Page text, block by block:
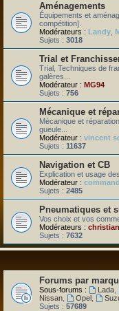
Aménagements
Équipements et
compétition].
Modérateurs : Landy
Sujets : 3018
Trial et
Trial, Techniques de
galères...
Modérateur : MG94
Sujets : 756
Mécanique et
Mécanique et
gueule...
Modérateur : vincent
Sujets : 11637
Navigation et CB
Explication et usage
Modérateur :
Sujets : 2485
Pneumatiques et
Vos choix et vos
Modérateurs :
Sujets : 7632
Forums par
Sous-forums : Lada,
Nissan
Opel,
Sujets : 57689